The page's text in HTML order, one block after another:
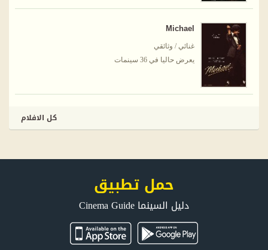
Michael
غنائي / وثائقي
يعرض حاليا في 36 سينمات
كل الافلام
حمل تطبيق
دليل السينما Cinema Guide